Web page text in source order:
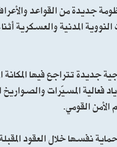
جديدة من القواعد
المدنية والعسكرية
تتراجع فيها المكانة
فعالية المسيّرات
القومي.
نفسها خلال العقود